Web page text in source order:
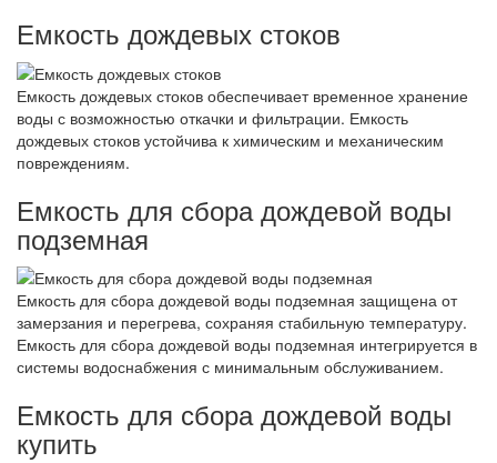
Емкость дождевых стоков
Емкость дождевых стоков обеспечивает временное хранение
воды с возможностью откачки и фильтрации. Емкость
дождевых стоков устойчива к химическим и механическим
повреждениям.
Емкость для сбора дождевой воды
подземная
Емкость для сбора дождевой воды подземная защищена от
замерзания и перегрева, сохраняя стабильную температуру.
Емкость для сбора дождевой воды подземная интегрируется в
системы водоснабжения с минимальным обслуживанием.
Емкость для сбора дождевой воды
купить